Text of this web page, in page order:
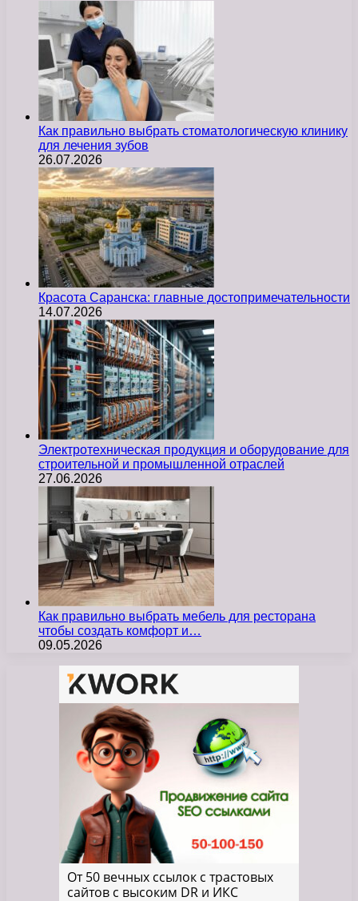
Как правильно выбрать стоматологическую клинику
для лечения зубов
26.07.2026
Красота Саранска: главные достопримечательности
14.07.2026
Электротехническая продукция и оборудование для
строительной и промышленной отраслей
27.06.2026
Как правильно выбрать мебель для ресторана
чтобы создать комфорт и…
09.05.2026